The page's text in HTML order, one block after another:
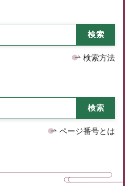
検索方法
ページ番号とは